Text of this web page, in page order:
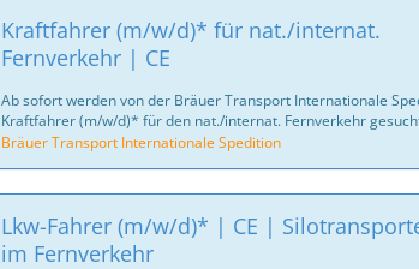
Kraftfahrer (m/w/d)* für nat./internat.
Fernverkehr | CE
Ab sofort werden von der Bräuer Transport Internationale
Kraftfahrer (m/w/d)* für den nat./internat. Fernverkehr
Bräuer Transport Internationale Spedition
Lkw-Fahrer (m/w/d)* | CE |
im Fernverkehr